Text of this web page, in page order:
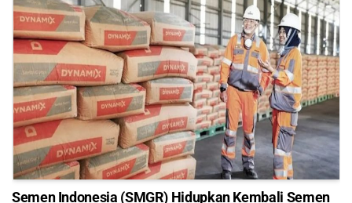
Semen Indonesia (SMGR) Hidupkan Kembali Semen